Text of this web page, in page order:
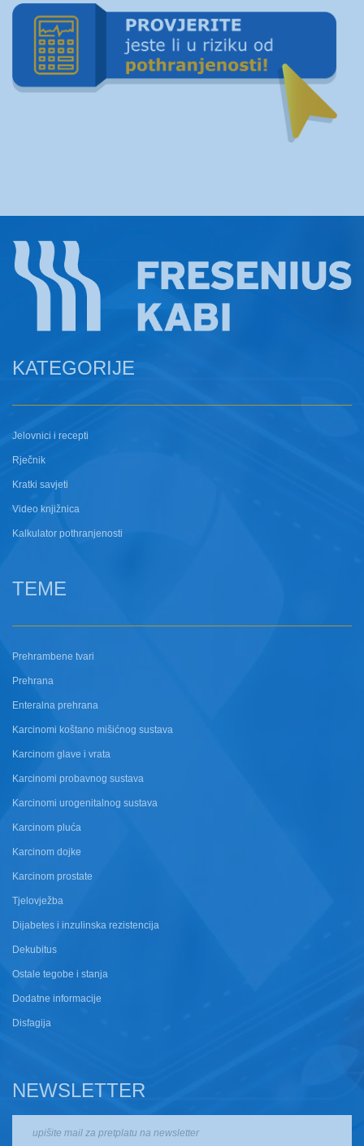
KATEGORIJE
Jelovnici i recepti
Rječnik
Kratki savjeti
Video knjižnica
Kalkulator pothranjenosti
TEME
Prehrambene tvari
Prehrana
Enteralna prehrana
Karcinomi koštano mišićnog sustava
Karcinom glave i vrata
Karcinomi probavnog sustava
Karcinomi urogenitalnog sustava
Karcinom pluća
Karcinom dojke
Karcinom prostate
Tjelovježba
Dijabetes i inzulinska rezistencija
Dekubitus
Ostale tegobe i stanja
Dodatne informacije
Disfagija
NEWSLETTER